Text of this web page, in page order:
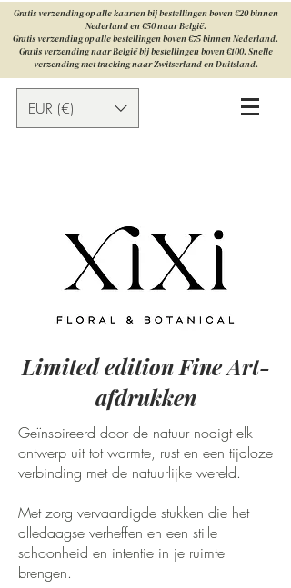
Gratis verzending op alle kaarten bij bestellingen boven €20 binnen
Nederland en €50 naar België.
Gratis verzending op alle bestellingen boven €75 binnen Nederland.
Gratis verzending naar België bij bestellingen boven €100. Snelle
verzending met tracking naar Zwitserland en Duitsland.
EUR (€)
Limited edition Fine Art-
afdrukken
Geïnspireerd door de natuur nodigt elk
ontwerp uit tot warmte, rust en een tijdloze
verbinding met de natuurlijke wereld.
Met zorg vervaardigde stukken die het
alledaagse verheffen en een stille
schoonheid en intentie in je ruimte
brengen.